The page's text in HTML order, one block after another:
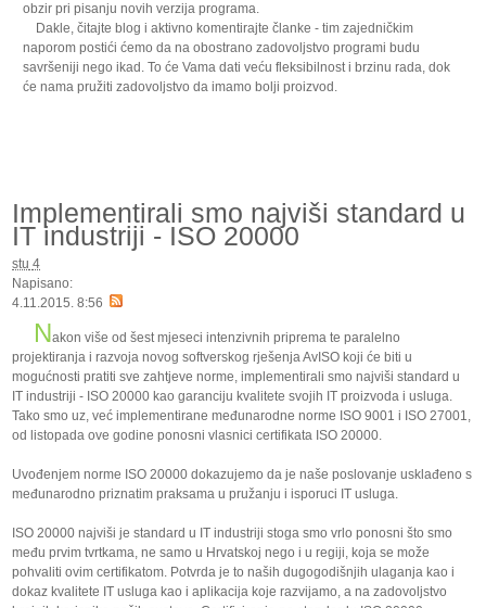
obzir pri pisanju novih verzija programa.
Dakle, čitajte blog i aktivno komentirajte članke - tim zajedničkim
naporom postići ćemo da na obostrano zadovoljstvo programi budu
savršeniji nego ikad. To će Vama dati veću fleksibilnost i brzinu rada, dok
će nama pružiti zadovoljstvo da imamo bolji proizvod.
Implementirali smo najviši standard u
IT industriji - ISO 20000
stu 4
Napisano:
4.11.2015. 8:56
Nakon više od šest mjeseci intenzivnih priprema te paralelno
projektiranja i razvoja novog softverskog rješenja AvISO koji će biti u
mogućnosti pratiti sve zahtjeve norme, implementirali smo najviši standard u
IT industriji - ISO 20000 kao garanciju kvalitete svojih IT proizvoda i usluga.
Tako smo uz, već implementirane međunarodne norme ISO 9001 i ISO 27001,
od listopada ove godine ponosni vlasnici certifikata ISO 20000.
Uvođenjem norme ISO 20000 dokazujemo da je naše poslovanje usklađeno s
međunarodno priznatim praksama u pružanju i isporuci IT usluga.
ISO 20000 najviši je standard u IT industriji stoga smo vrlo ponosni što smo
među prvim tvrtkama, ne samo u Hrvatskoj nego i u regiji, koja se može
pohvaliti ovim certifikatom. Potvrda je to naših dugogodišnjih ulaganja kao i
dokaz kvalitete IT usluga kao i aplikacija koje razvijamo, a na zadovoljstvo